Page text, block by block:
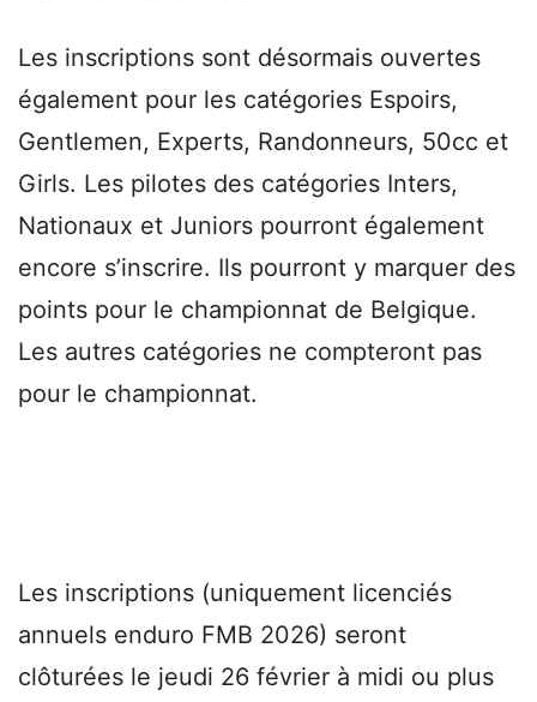
Les inscriptions sont désormais ouvertes
également pour les catégories Espoirs,
Gentlemen, Experts, Randonneurs, 50cc et
Girls. Les pilotes des catégories Inters,
Nationaux et Juniors pourront également
encore s’inscrire. Ils pourront y marquer des
points pour le championnat de Belgique.
Les autres catégories ne compteront pas
pour le championnat.
Les inscriptions (uniquement licenciés
annuels enduro FMB 2026) seront
clôturées le jeudi 26 février à midi ou plus